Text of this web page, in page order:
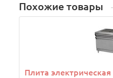
Похожие товары
Плита